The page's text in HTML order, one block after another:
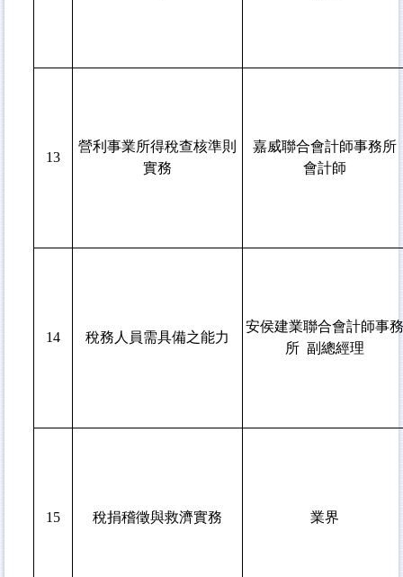
13
營利事業所得稅查核準則
實務
嘉威聯合會計師事務所
會計師
14 稅務人員需具備之能力
安侯建業聯合會計師事務
所 副總經理
15 稅捐稽徵與救濟實務 業界